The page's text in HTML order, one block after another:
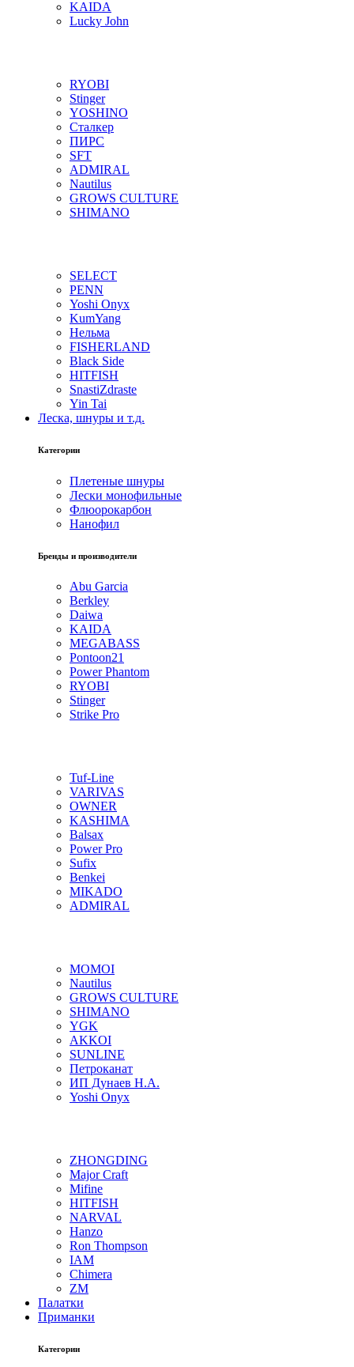
KAIDA
Lucky John
RYOBI
Stinger
YOSHINO
Сталкер
ПИРС
SFT
ADMIRAL
Nautilus
GROWS CULTURE
SHIMANO
SELECT
PENN
Yoshi Onyx
KumYang
Нельма
FISHERLAND
Black Side
HITFISH
SnastiZdraste
Yin Tai
Леска, шнуры и т.д.
Категории
Плетеные шнуры
Лески монофильные
Флюорокарбон
Нанофил
Бренды и производители
Abu Garcia
Berkley
Daiwa
KAIDA
MEGABASS
Pontoon21
Power Phantom
RYOBI
Stinger
Strike Pro
Tuf-Line
VARIVAS
OWNER
KASHIMA
Balsax
Power Pro
Sufix
Benkei
MIKADO
ADMIRAL
MOMOI
Nautilus
GROWS CULTURE
SHIMANO
YGK
AKKOI
SUNLINE
Петроканат
ИП Дунаев Н.А.
Yoshi Onyx
ZHONGDING
Major Craft
Mifine
HITFISH
NARVAL
Hanzo
Ron Thompson
IAM
Chimera
ZM
Палатки
Приманки
Категории